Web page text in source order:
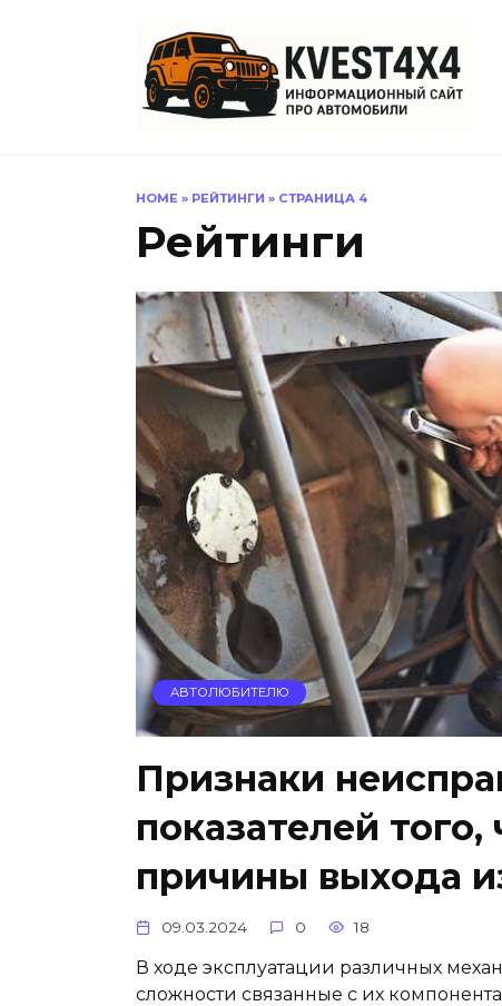
HOME » РЕЙТИНГИ » СТРАНИЦА 4
Рейтинги
АВТОЛЮБИТЕЛЮ
Признаки
показателей
причины выхода
09.03.2024 0 18
В ходе эксплуатации различных
сложности связанные с их